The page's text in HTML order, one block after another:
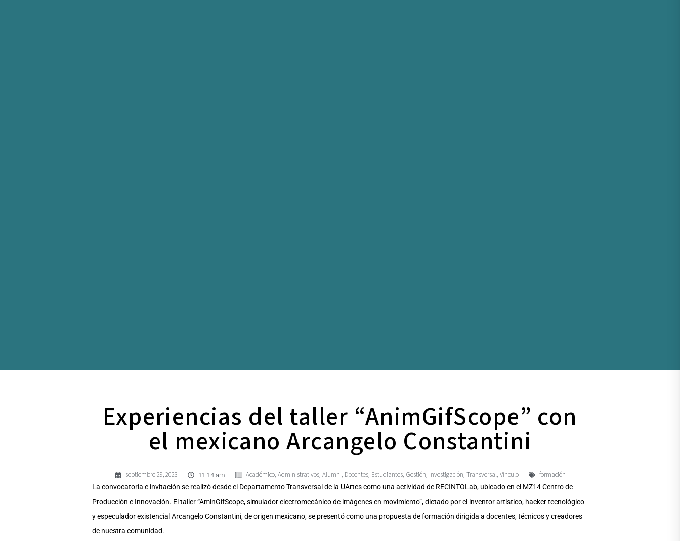
Experiencias del taller “AnimGifScope” con
el mexicano Arcangelo Constantini
septiembre 29, 2023 11:14 am Académico, Administrativos, Alumni, Docentes, Estudiantes, Gestión, Investigación, Transversal, Vínculo formación
La convocatoria e invitación se realizó desde el Departamento Transversal de la UArtes como una actividad de RECINTOLab, ubicado en el MZ14 Centro de
Producción e Innovación. El taller “AminGifScope, simulador electromecánico de imágenes en movimiento”, dictado por el inventor artístico, hacker tecnológico
y especulador existencial Arcangelo Constantini, de origen mexicano, se presentó como una propuesta de formación dirigida a docentes, técnicos y creadores
de nuestra comunidad.